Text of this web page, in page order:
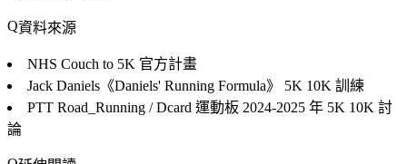
資料來源
NHS Couch to 5K 官方計畫
Jack Daniels《Daniels' Running Formula》
5K 10K 訓練
PTT Road_Running / Dcard 運動板 2024-2025 年 5K 10K 討
論